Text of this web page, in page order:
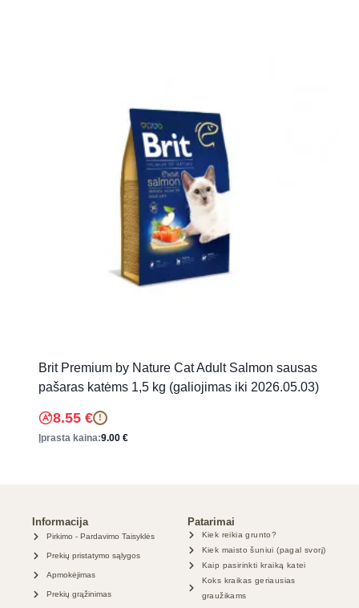
Brit Premium by Nature Cat Adult Salmon sausas
pašaras katėms 1,5 kg (galiojimas iki 2026.05.03)
8.55 € !
Įprasta kaina:9.00 €
Informacija
Pirkimo - Pardavimo Taisyklės
Prekių pristatymo sąlygos
Apmokėjimas
Prekių grąžinimas
Patarimai
Kiek reikia grunto?
Kiek maisto šuniui (pagal svorį)
Kaip pasirinkti kraiką katei
Koks kraikas geriausias
graužikams